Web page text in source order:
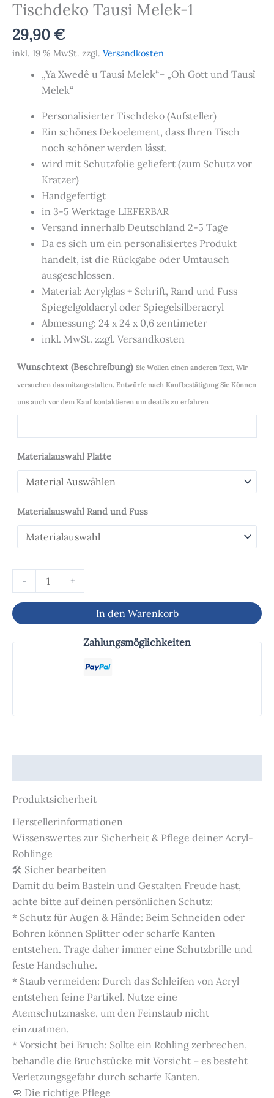
Tischdeko Tausi Melek-1
29,90€
inkl. 19 % MwSt. zzgl. Versandkosten
„Ya Xwedê u Tausî Melek“– „Oh Gott und Tausî
Melek“
Personalisierter Tischdeko (Aufsteller)
Ein schönes Dekoelement, dass Ihren Tisch
noch schöner werden lässt.
wird mit Schutzfolie geliefert (zum Schutz vor
Kratzer)
Handgefertigt
in 3-5 Werktage LIEFERBAR
Versand innerhalb Deutschland 2-5 Tage
Da es sich um ein personalisiertes Produkt
handelt, ist die Rückgabe oder Umtausch
ausgeschlossen.
Material: Acrylglas + Schrift, Rand und Fuss
Spiegelgoldacryl oder Spiegelsilberacryl
Abmessung: 24 x 24 x 0,6 zentimeter
inkl. MwSt. zzgl. Versandkosten
Wunschtext (Beschreibung) Sie Wollen einen anderen Text, Wir
versuchen das mitzugestalten. Entwürfe nach Kaufbestätigung Sie Können
uns auch vor dem Kauf kontaktieren um deatils zu erfahren
Materialauswahl Platte
Materialauswahl Rand und Fuss
- +
In den Warenkorb
Zahlungsmöglichkeiten
Produktsicherheit
Herstellerinformationen
Wissenswertes zur Sicherheit & Pflege deiner Acryl-
Rohlinge
🛠️ Sicher bearbeiten
Damit du beim Basteln und Gestalten Freude hast,
achte bitte auf deinen persönlichen Schutz:
* Schutz für Augen & Hände: Beim Schneiden oder
Bohren können Splitter oder scharfe Kanten
entstehen. Trage daher immer eine Schutzbrille und
feste Handschuhe.
* Staub vermeiden: Durch das Schleifen von Acryl
entstehen feine Partikel. Nutze eine
Atemschutzmaske, um den Feinstaub nicht
einzuatmen.
* Vorsicht bei Bruch: Sollte ein Rohling zerbrechen,
behandle die Bruchstücke mit Vorsicht – es besteht
Verletzungsgefahr durch scharfe Kanten.
🧼 Die richtige Pflege